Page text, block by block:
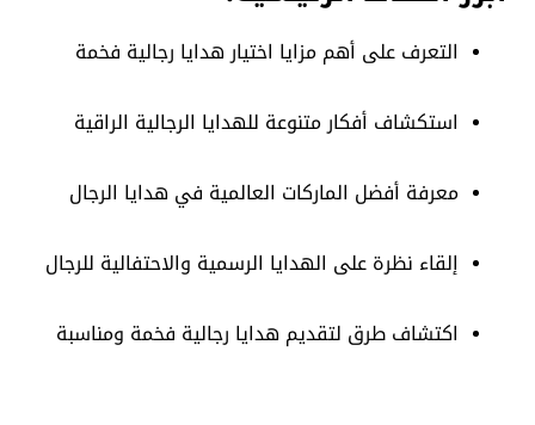
التعرف على أهم مزايا اختيار هدايا رجالية فخمة
استكشاف أفكار متنوعة للهدايا الرجالية الراقية
معرفة أفضل الماركات العالمية في هدايا الرجال
إلقاء نظرة على الهدايا الرسمية والاحتفالية للرجال
اكتشاف طرق لتقديم هدايا رجالية فخمة ومناسبة